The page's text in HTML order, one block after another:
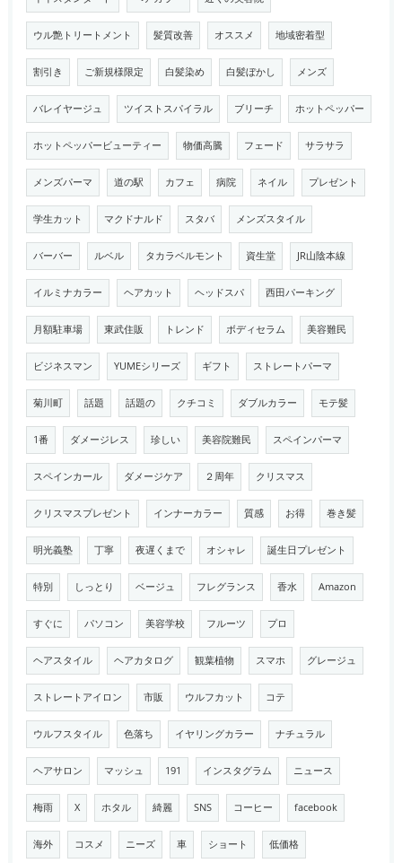
ウル艶トリートメント 髪質改善 オススメ 地域密着型
割引き ご新規様限定 白髪染め 白髪ぼかし メンズ
バレイヤージュ ツイストスパイラル ブリーチ ホットペッパー
ホットペッパービューティー 物価高騰 フェード サラサラ
メンズパーマ 道の駅 カフェ 病院 ネイル プレゼント
学生カット マクドナルド スタバ メンズスタイル
バーバー ルベル タカラベルモント 資生堂 JR山陰本線
イルミナカラー ヘアカット ヘッドスパ 西田パーキング
月額駐車場 東武住販 トレンド ボディセラム 美容難民
ビジネスマン YUMEシリーズ ギフト ストレートパーマ
菊川町 話題 話題の クチコミ ダブルカラー モテ髪
1番 ダメージレス 珍しい 美容院難民 スペインパーマ
スペインカール ダメージケア ２周年 クリスマス
クリスマスプレゼント インナーカラー 質感 お得 巻き髪
明光義塾 丁寧 夜遅くまで オシャレ 誕生日プレゼント
特別 しっとり ベージュ フレグランス 香水 Amazon
すぐに パソコン 美容学校 フルーツ プロ
ヘアスタイル ヘアカタログ 観葉植物 スマホ グレージュ
ストレートアイロン 市販 ウルフカット コテ
ウルフスタイル 色落ち イヤリングカラー ナチュラル
ヘアサロン マッシュ 191 インスタグラム ニュース
梅雨 X ホタル 綺麗 SNS コーヒー facebook
海外 コスメ ニーズ 車 ショート 低価格